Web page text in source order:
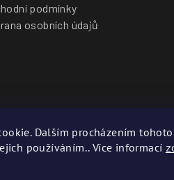
Dalším procházením tohoto
používáním.. Více informací
podmínky
osobních údajů